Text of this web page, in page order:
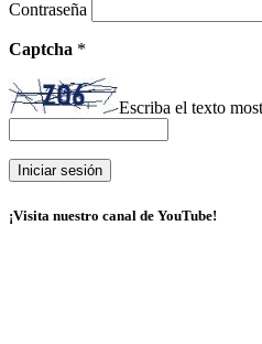
Contraseña
Captcha *
Escriba el texto
¡Visita nuestro canal de YouTube!